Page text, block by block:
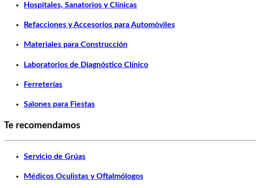
Hospitales, Sanatorios y Clínicas
Refacciones y Accesorios para Automóviles
Materiales para Construcción
Laboratorios de Diagnóstico Clínico
Ferreterías
Salones para Fiestas
Te recomendamos
Servicio de Grúas
Médicos Oculistas y Oftalmólogos